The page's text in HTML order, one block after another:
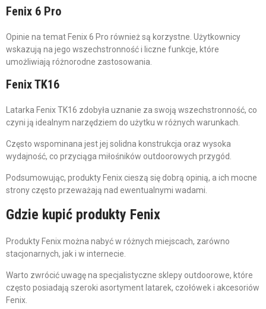
Fenix 6 Pro
Opinie na temat Fenix 6 Pro również są korzystne. Użytkownicy
wskazują na jego wszechstronność i liczne funkcje, które
umożliwiają różnorodne zastosowania.
Fenix TK16
Latarka Fenix TK16 zdobyła uznanie za swoją wszechstronność, co
czyni ją idealnym narzędziem do użytku w różnych warunkach.
Często wspominana jest jej solidna konstrukcja oraz wysoka
wydajność, co przyciąga miłośników outdoorowych przygód.
Podsumowując, produkty Fenix cieszą się dobrą opinią, a ich mocne
strony często przeważają nad ewentualnymi wadami.
Gdzie kupić produkty Fenix
Produkty Fenix można nabyć w różnych miejscach, zarówno
stacjonarnych, jak i w internecie.
Warto zwrócić uwagę na specjalistyczne sklepy outdoorowe, które
często posiadają szeroki asortyment latarek, czołówek i akcesoriów
Fenix.